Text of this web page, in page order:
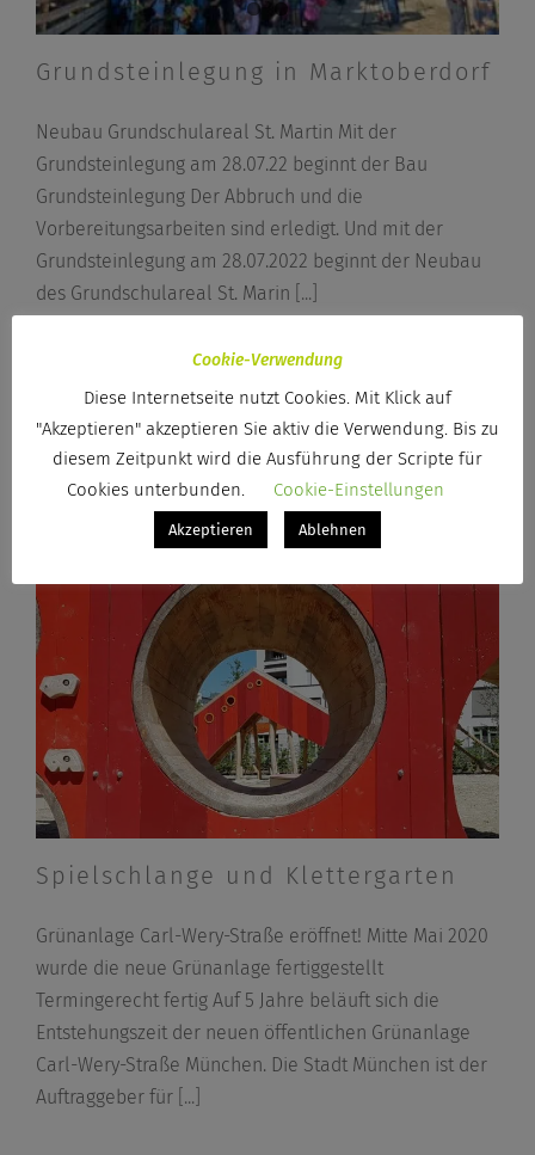
Grundsteinlegung in Marktoberdorf
Neubau Grundschulareal St. Martin Mit der
Grundsteinlegung am 28.07.22 beginnt der Bau
Grundsteinlegung Der Abbruch und die
Vorbereitungsarbeiten sind erledigt. Und mit der
Grundsteinlegung am 28.07.2022 beginnt der Neubau
des Grundschulareal St. Marin [...]
Weiterlesen
Spielschlange und Klettergarten
Grünanlage Carl-Wery-Straße eröffnet! Mitte Mai 2020
wurde die neue Grünanlage fertiggestellt
Termingerecht fertig Auf 5 Jahre beläuft sich die
Entstehungszeit der neuen öffentlichen Grünanlage
Carl-Wery-Straße München. Die Stadt München ist der
Auftraggeber für [...]
Cookie-Verwendung
Diese Internetseite nutzt Cookies. Mit Klick auf
"Akzeptieren" akzeptieren Sie aktiv die Verwendung. Bis zu
diesem Zeitpunkt wird die Ausführung der Scripte für
Cookies unterbunden.
Cookie-Einstellungen
Akzeptieren Ablehnen